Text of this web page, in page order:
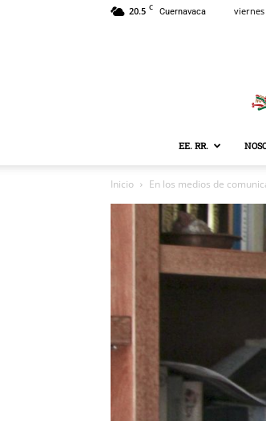
20.5 C Cuernavaca viernes
EE. RR.
Inicio En los medios de